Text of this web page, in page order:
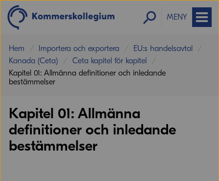
MENY
Hem Importera och exportera
EU:s handelsavtal
Kanada (Ceta)
Ceta kapitel för kapitel
Kapitel 01: Allmänna definitioner och inledande
bestämmelser
Kapitel 01: Allmänna
definitioner och inledande
bestämmelser